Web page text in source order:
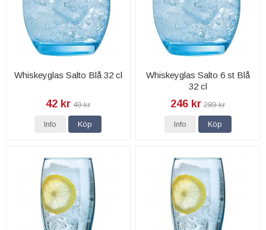
Whiskeyglas Salto Blå 32 cl
42 kr 49 kr
Info Köp
Whiskeyglas Salto 6 st Blå
32 cl
246 kr 289 kr
Info Köp